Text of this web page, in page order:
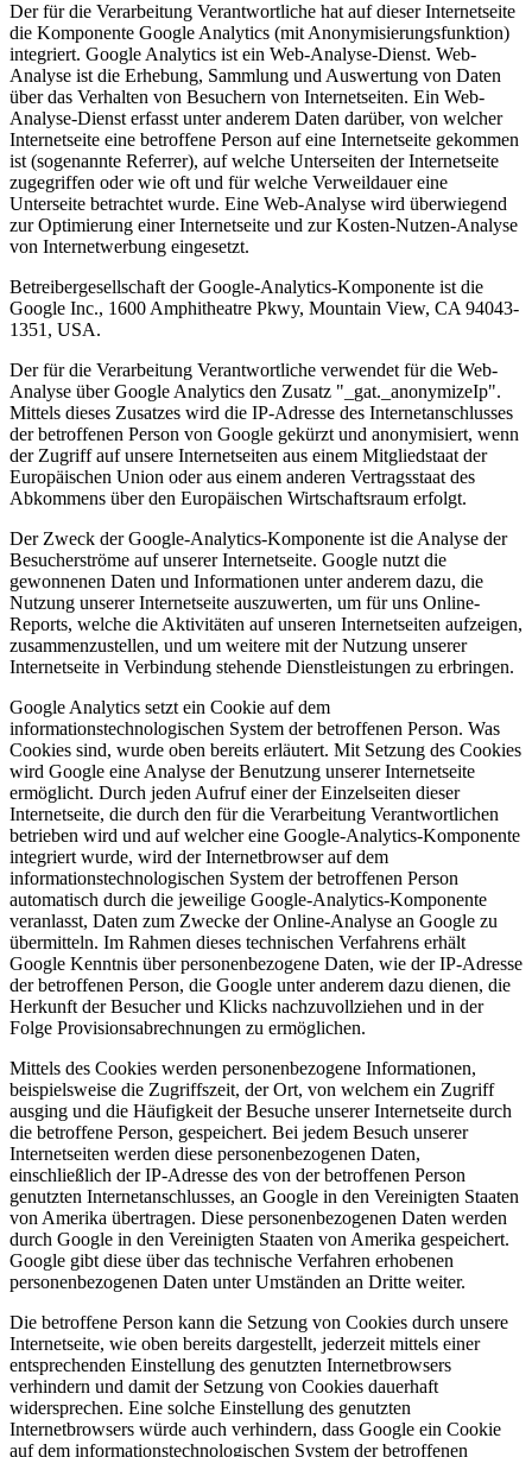
Der für die Verarbeitung Verantwortliche hat auf dieser Internetseite
die Komponente Google Analytics (mit Anonymisierungsfunktion)
integriert. Google Analytics ist ein Web-Analyse-Dienst. Web-
Analyse ist die Erhebung, Sammlung und Auswertung von Daten
über das Verhalten von Besuchern von Internetseiten. Ein Web-
Analyse-Dienst erfasst unter anderem Daten darüber, von welcher
Internetseite eine betroffene Person auf eine Internetseite gekommen
ist (sogenannte Referrer), auf welche Unterseiten der Internetseite
zugegriffen oder wie oft und für welche Verweildauer eine
Unterseite betrachtet wurde. Eine Web-Analyse wird überwiegend
zur Optimierung einer Internetseite und zur Kosten-Nutzen-Analyse
von Internetwerbung eingesetzt.
Betreibergesellschaft der Google-Analytics-Komponente ist die
Google Inc., 1600 Amphitheatre Pkwy, Mountain View, CA 94043-
1351, USA.
Der für die Verarbeitung Verantwortliche verwendet für die Web-
Analyse über Google Analytics den Zusatz "_gat._anonymizeIp".
Mittels dieses Zusatzes wird die IP-Adresse des Internetanschlusses
der betroffenen Person von Google gekürzt und anonymisiert, wenn
der Zugriff auf unsere Internetseiten aus einem Mitgliedstaat der
Europäischen Union oder aus einem anderen Vertragsstaat des
Abkommens über den Europäischen Wirtschaftsraum erfolgt.
Der Zweck der Google-Analytics-Komponente ist die Analyse der
Besucherströme auf unserer Internetseite. Google nutzt die
gewonnenen Daten und Informationen unter anderem dazu, die
Nutzung unserer Internetseite auszuwerten, um für uns Online-
Reports, welche die Aktivitäten auf unseren Internetseiten aufzeigen,
zusammenzustellen, und um weitere mit der Nutzung unserer
Internetseite in Verbindung stehende Dienstleistungen zu erbringen.
Google Analytics setzt ein Cookie auf dem
informationstechnologischen System der betroffenen Person. Was
Cookies sind, wurde oben bereits erläutert. Mit Setzung des Cookies
wird Google eine Analyse der Benutzung unserer Internetseite
ermöglicht. Durch jeden Aufruf einer der Einzelseiten dieser
Internetseite, die durch den für die Verarbeitung Verantwortlichen
betrieben wird und auf welcher eine Google-Analytics-Komponente
integriert wurde, wird der Internetbrowser auf dem
informationstechnologischen System der betroffenen Person
automatisch durch die jeweilige Google-Analytics-Komponente
veranlasst, Daten zum Zwecke der Online-Analyse an Google zu
übermitteln. Im Rahmen dieses technischen Verfahrens erhält
Google Kenntnis über personenbezogene Daten, wie der IP-Adresse
der betroffenen Person, die Google unter anderem dazu dienen, die
Herkunft der Besucher und Klicks nachzuvollziehen und in der
Folge Provisionsabrechnungen zu ermöglichen.
Mittels des Cookies werden personenbezogene Informationen,
beispielsweise die Zugriffszeit, der Ort, von welchem ein Zugriff
ausging und die Häufigkeit der Besuche unserer Internetseite durch
die betroffene Person, gespeichert. Bei jedem Besuch unserer
Internetseiten werden diese personenbezogenen Daten,
einschließlich der IP-Adresse des von der betroffenen Person
genutzten Internetanschlusses, an Google in den Vereinigten Staaten
von Amerika übertragen. Diese personenbezogenen Daten werden
durch Google in den Vereinigten Staaten von Amerika gespeichert.
Google gibt diese über das technische Verfahren erhobenen
personenbezogenen Daten unter Umständen an Dritte weiter.
Die betroffene Person kann die Setzung von Cookies durch unsere
Internetseite, wie oben bereits dargestellt, jederzeit mittels einer
entsprechenden Einstellung des genutzten Internetbrowsers
verhindern und damit der Setzung von Cookies dauerhaft
widersprechen. Eine solche Einstellung des genutzten
Internetbrowsers würde auch verhindern, dass Google ein Cookie
auf dem informationstechnologischen System der betroffenen